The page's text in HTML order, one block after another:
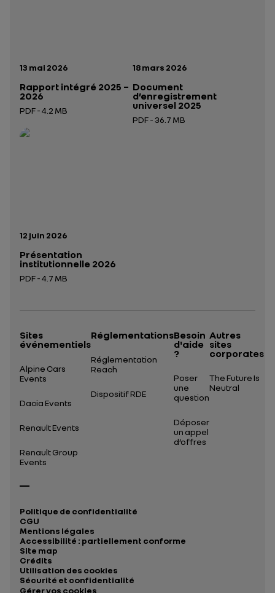
Date de publication:
13 mai 2026
Rapport intégré 2025 –
2026
PDF - 4.2 MB
Ouverture dans un nouvel onglet
Date de publication:
18 mars 2026
Document
d’enregistrement
universel 2025
PDF - 36.7 MB
Date de publication:
12 juin 2026
Présentation
institutionnelle 2026
PDF - 4.7 MB
Sites
événementiels
Alpine Cars
Events
Dacia Events
Renault Events
Renault Group
Events
Réglementations
Réglementation
Reach
Dispositif RDE
Besoin
d'aide
?
Poser
une
question
Déposer
un appel
d’offres
Autres
sites
corporates
The Future Is
Neutral
Politique de confidentialité
CGU
Mentions légales
Accessibilité : partiellement conforme
Site map
Crédits
Utilisation des cookies
Sécurité et confidentialité
Gérer vos cookies